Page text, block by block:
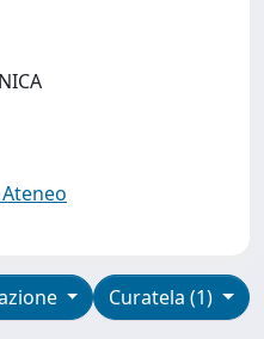
Curatela (1)